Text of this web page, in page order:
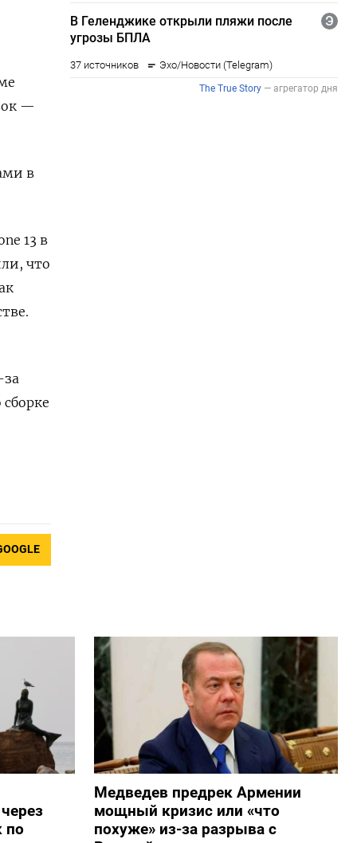
—
в
13 в
что
по
Медведев предрек Армении
мощный кризис или «что
похуже» из-за разрыва с